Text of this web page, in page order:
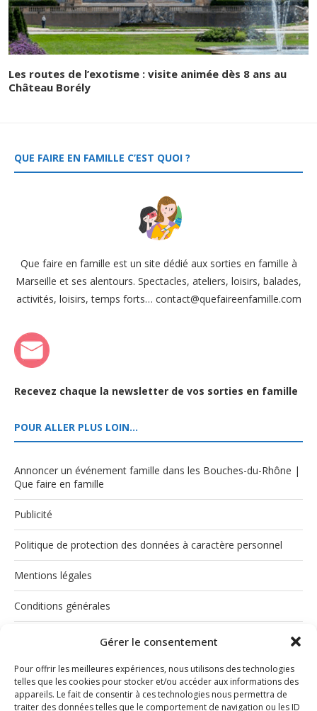
Gérer le consentement
Pour offrir les meilleures expériences, nous utilisons des technologies
telles que les cookies pour stocker et/ou accéder aux informations des
appareils. Le fait de consentir à ces technologies nous permettra de
traiter des données telles que le comportement de navigation ou les ID
Les routes de l’exotisme : visite animée dès 8 ans au
Château Borély
QUE FAIRE EN FAMILLE C’EST QUOI ?
Que faire en famille est un site dédié aux sorties en famille à
Marseille et ses alentours. Spectacles, ateliers, loisirs, balades,
activités, loisirs, temps forts… contact@quefaireenfamille.com
Recevez chaque la newsletter de vos sorties en famille
POUR ALLER PLUS LOIN…
Annoncer un événement famille dans les Bouches-du-Rhône |
Que faire en famille
Publicité
Politique de protection des données à caractère personnel
Mentions légales
Conditions générales
Politique de cookies (UE)